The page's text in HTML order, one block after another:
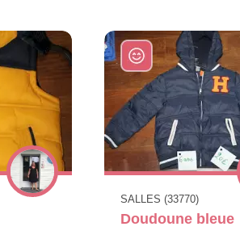
SALLES (33770)
Doudoune bleue